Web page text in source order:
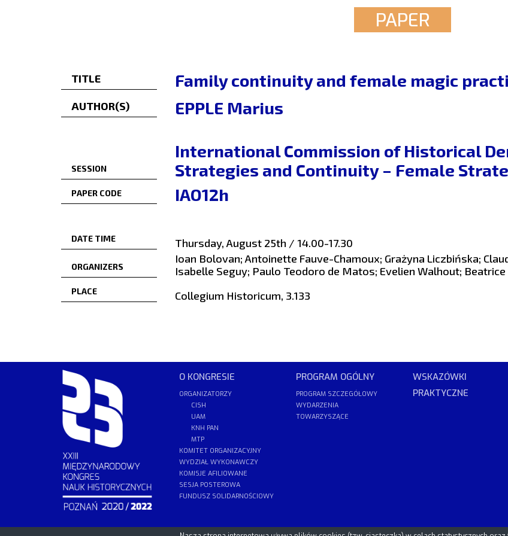
PAPER
TITLE Family continuity and female magic
AUTHOR(S) EPPLE Marius
SESSION
International Commission of Historical
Strategies and Continuity – Female
PAPER CODE IAO12h
DATE TIME Thursday, August 25th / 14.00-17.30
ORGANIZERS
Ioan Bolovan; Antoinette Fauve-Chamoux; Grażyna Liczbińska;
Isabelle Seguy; Paulo Teodoro de Matos; Evelien Walhout;
PLACE Collegium Historicum, 3.133
O KONGRESIE
ORGANIZATORZY
CISH
UAM
KNH PAN
MTP
KOMITET ORGANIZACYJNY
WYDZIAŁ WYKONAWCZY
KOMISJE AFILIOWANE
SESJA POSTEROWA
FUNDUSZ SOLIDARNOŚCIOWY
PROGRAM OGÓLNY
PROGRAM SZCZEGÓŁOWY
WYDARZENIA
TOWARZYSZĄCE
WSKAZÓWKI
PRAKTYCZNE